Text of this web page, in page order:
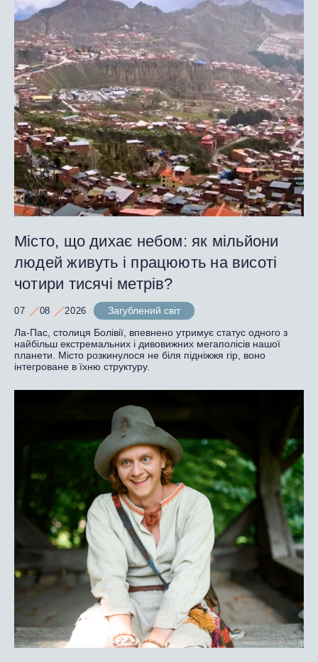
Місто, що дихає небом: як мільйони
людей живуть і працюють на висоті
чотири тисячі метрів?
07 08 2026
Загублений світ
Ла-Пас, столиця Болівії, впевнено утримує статус одного з
найбільш екстремальних і дивовижних мегаполісів нашої
планети. Місто розкинулося не біля підніжжя гір, воно
інтегроване в їхню структуру.